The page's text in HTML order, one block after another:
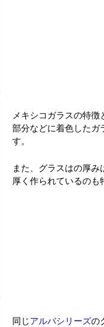
メキシコガラスの特
部分などに着色したガ
す。
また、グラスはの厚
厚く作られているのも
同じアルバシリーズの